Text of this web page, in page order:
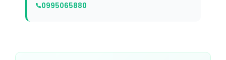
0995065880